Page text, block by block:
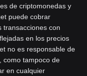
de criptomonedas y
puede cobrar
transacciones con
en los precios
no es responsable de
como tampoco de
en cualquier